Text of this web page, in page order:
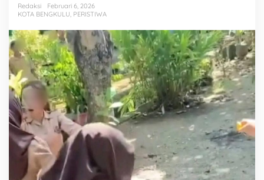
y
i
n
g
i
s
w
i
S
M
d
Redaksi
Februari 6, 2026
KOTA BENGKULU, PERISTIWA